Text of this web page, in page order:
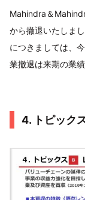
Mahindra＆
から撤退いたしま
につきましては、
業撤退は来期の業
4. トピック